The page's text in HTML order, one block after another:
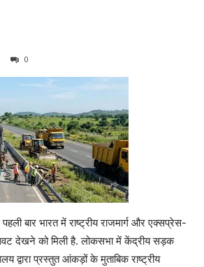
0
बार भारत में राष्ट्रीय राजमार्ग और एक्सप्रेस-
देखने को मिली है. लोकसभा में केंद्रीय सड़क
द्वारा प्रस्तुत आंकड़ों के मुताबिक राष्ट्रीय